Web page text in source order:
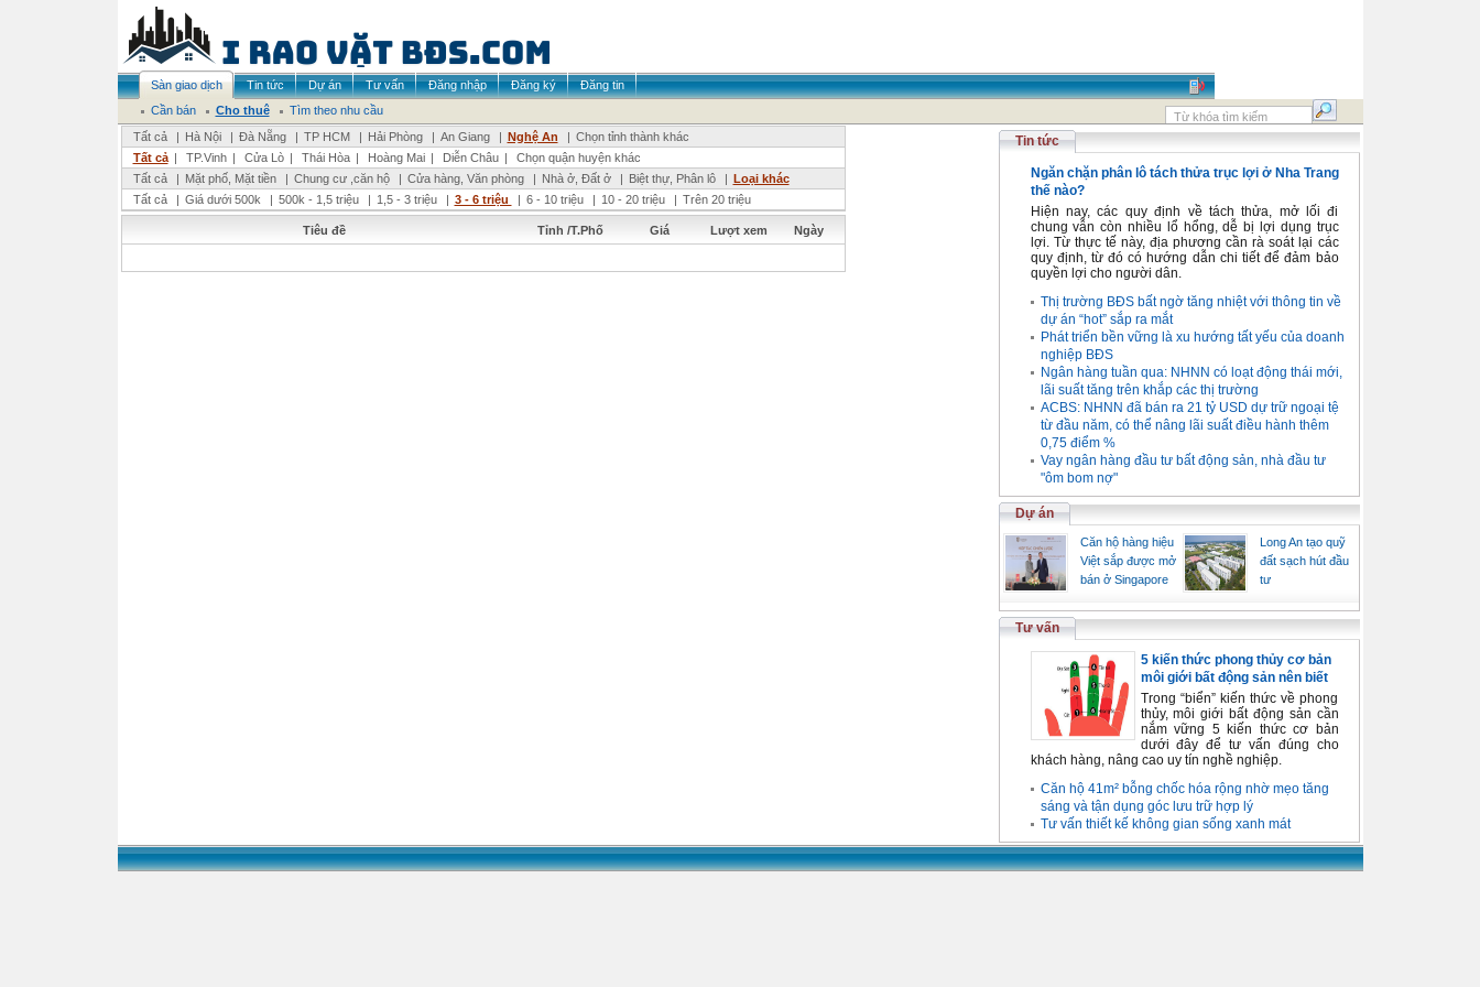
Sàn giao dịch Tin tức Dự án Tư vấn Đăng nhập Đăng ký
Đăng tin
Cần bán
Cho thuê
Tìm theo nhu cầu
Tất cả
| Hà Nội | Đà Nẵng | TP HCM | Hải Phòng | An Giang | Nghệ An | Chọn tỉnh thành khác
Tất cả | TP.Vinh | Cửa Lò | Thái Hòa | Hoàng Mai | Diễn Châu |
Chọn quận huyện khác
Tất cả
| Mặt phố, Mặt tiền | Chung cư ,căn hộ | Cửa hàng, Văn phòng | Nhà ở, Đất ở | Biệt thự, Phân lô | Loại khác
Tất cả
| Giá dưới 500k | 500k - 1,5 triệu | 1,5 - 3 triệu | 3 - 6 triệu | 6 - 10 triệu | 10 - 20 triệu | Trên 20 triệu
Tiêu đề Tỉnh /T.Phố Giá Lượt xem Ngày
Tin tức
Ngăn chặn phân lô tách thửa trục lợi ở Nha Trang
thế nào?
Hiện nay, các quy định về tách thửa, mở lối đi
chung vẫn còn nhiều lổ hổng, dễ bị lợi dụng trục
lợi. Từ thực tế này, địa phương cần rà soát lại các
quy định, từ đó có hướng dẫn chi tiết để đảm bảo
quyền lợi cho người dân.
Thị trường BĐS bất ngờ tăng nhiệt với thông tin về
dự án “hot” sắp ra mắt
Phát triển bền vững là xu hướng tất yếu của doanh
nghiệp BĐS
Ngân hàng tuần qua: NHNN có loạt động thái mới,
lãi suất tăng trên khắp các thị trường
ACBS: NHNN đã bán ra 21 tỷ USD dự trữ ngoại tệ
từ đầu năm, có thể nâng lãi suất điều hành thêm
0,75 điểm %
Vay ngân hàng đầu tư bất động sản, nhà đầu tư
"ôm bom nợ"
Dự án
Căn hộ hàng hiệu
Việt sắp được mở
bán ở Singapore
Long An tạo quỹ
đất sạch hút đầu
tư
Tư vấn
5 kiến thức phong thủy cơ bản
môi giới bất động sản nên biết
Trong “biển” kiến thức về phong
thủy, môi giới bất động sản cần
nắm vững 5 kiến thức cơ bản
dưới đây để tư vấn đúng cho
khách hàng, nâng cao uy tín nghề nghiệp.
Căn hộ 41m² bỗng chốc hóa rộng nhờ mẹo tăng
sáng và tận dụng góc lưu trữ hợp lý
Tư vấn thiết kế không gian sống xanh mát